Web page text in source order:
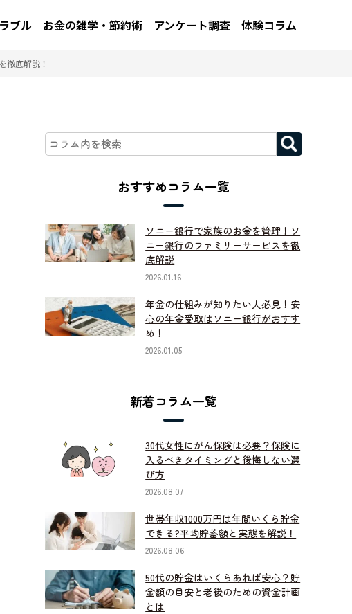
ブル お金の雑学・節約術 アンケート調査 体験コラム
徹底解説！
おすすめコラム一覧
ソニー銀行で家族のお金を管理！ソ
ニー銀行のファミリーサービスを徹
底解説
2026.01.16
年金の仕組みが知りたい人必見！安
心の年金受取はソニー銀行がおすす
め！
2026.01.05
新着コラム一覧
30代女性にがん保険は必要？保険に
入るべきタイミングと後悔しない選
び方
2026.08.07
世帯年収1000万円は年間いくら貯金
できる?平均貯蓄額と実態を解説！
2026.08.06
50代の貯金はいくらあれば安心？貯
金額の目安と老後のための資金計画
とは